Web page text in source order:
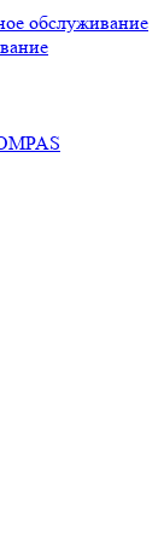
обслуживание